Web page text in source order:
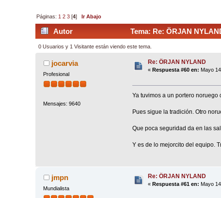
Páginas: 1 2 3 [4]Ir Abajo
Autor Tema: Re: ÖRJAN
0 Usuarios y 1 Visitante están viendo este tema.
jocarvia
Profesional
Mensajes: 9640
Re: ÖRJAN NYLAND
«Respuesta #60 en: Mayo
Ya tuvimos a un portero noruego
Pues sigue la tradición. Otro
Que poca seguridad da en las
Y es de lo mejorcito del equipo.
jmpn
Mundialista
Re: ÖRJAN NYLAND
«Respuesta #61 en: Mayo